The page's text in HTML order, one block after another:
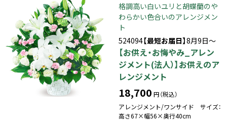
格調高い白いユリと胡蝶蘭のや
わらかい色合いのアレンジメン
ト
524094【最短お届日】8月9日～
【お供え・お悔やみ_アレン
ジメント(法人）】お供えのア
レンジメント
18,700 円（税込）
アレンジメント/ワンサイド サイズ：
高さ67×幅56×奥行40cm